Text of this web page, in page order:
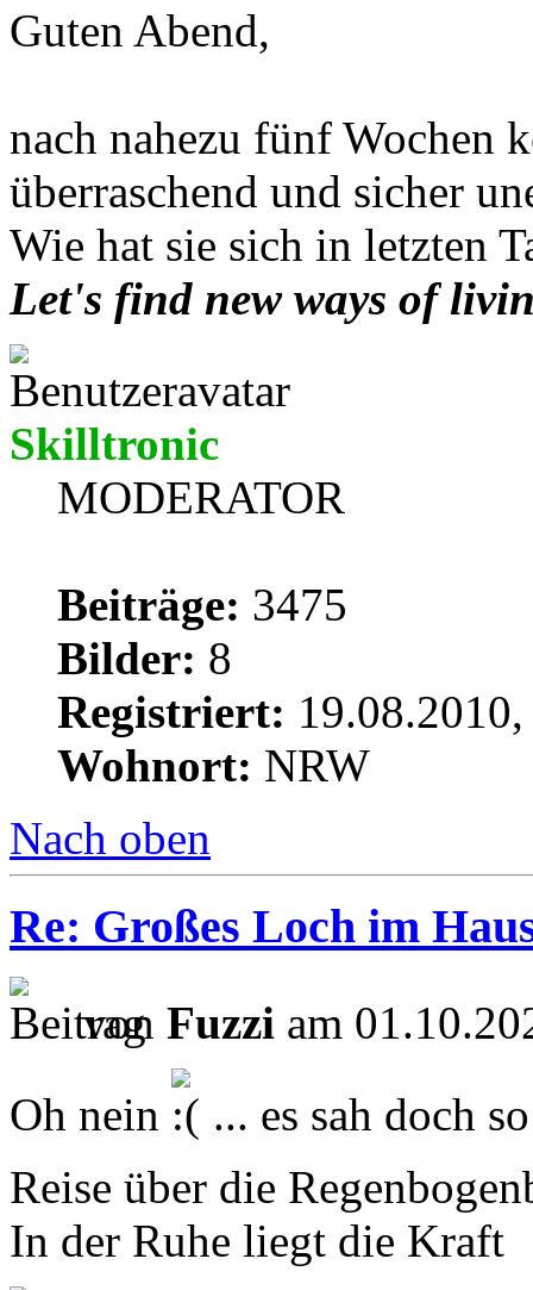
Guten Abend,
nach nahezu fünf Wochen
überraschend und sicher
Wie hat sie sich in letzten
Let's find new ways of
Skilltronic
MODERATOR
Beiträge: 3475
Bilder: 8
Registriert:
Wohnort: NRW
Nach oben
Re: Großes Loch im
von Fuzzi am
Oh nein
... es sah doch
Reise über die
In der Ruhe liegt die Kraft